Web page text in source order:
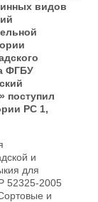
видов
ФГБУ
поступил
РС 1,
и
для
52325-2005
и